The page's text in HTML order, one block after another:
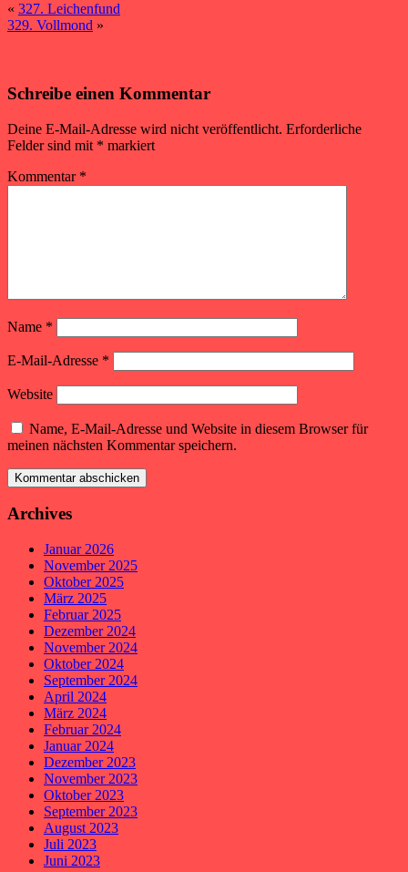
« 327. Leichenfund
329. Vollmond »
Schreibe einen Kommentar
Deine E-Mail-Adresse wird nicht veröffentlicht. Erforderliche
Felder sind mit * markiert
Kommentar *
Name *
E-Mail-Adresse *
Website
Name, E-Mail-Adresse und Website in diesem Browser für
meinen nächsten Kommentar speichern.
Archives
Januar 2026
November 2025
Oktober 2025
März 2025
Februar 2025
Dezember 2024
November 2024
Oktober 2024
September 2024
April 2024
März 2024
Februar 2024
Januar 2024
Dezember 2023
November 2023
Oktober 2023
September 2023
August 2023
Juli 2023
Juni 2023